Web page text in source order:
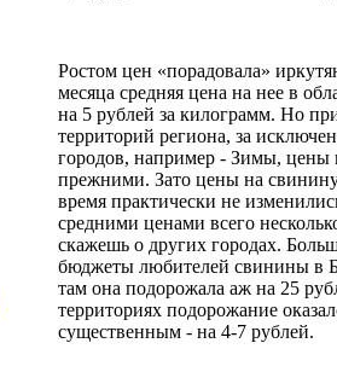
Ростом цен «порадовала»
месяца средняя цена на нее в
на 5 рублей за килограмм. Но
территорий региона, за
городов, например - Зимы, цены
прежними. Зато цены на
время практически не
средними ценами всего
скажешь о других городах.
бюджеты любителей свинины в
там она подорожала аж на 25
территориях подорожание
существенным - на 4-7 рублей.